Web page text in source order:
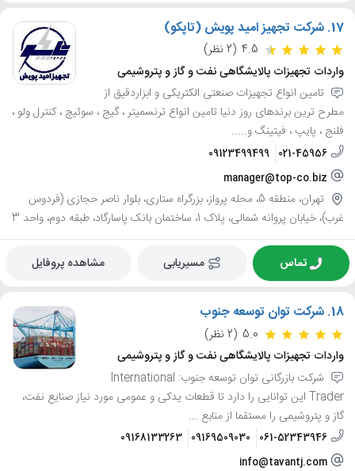
17. شرکت تجهیز امید پویش (تاپکو)
4.5 (2 نظر)
واردات تجهیزات پالایشگاهی نفت و گاز و پتروشیمی
تامین انواع تجهیزات صنعتی الکتریکی و ابزاردقیق از
مطرح ترین برندهای روز دنیا تامین انواع ترنسمیتر ، گیج ، سوئیچ ، کنترل ولو ،
فلنج ، پایپ ، فیتینگ و.....
021-45956
09123499499
manager@top-co.biz
تهران، منطقه 5، محله پرواز، بزرگراه ستاری، بلوار ناصر حجازی (فردوس
غرب)، خیابان پروانه شمالی، پلاک 1، ساختمان بانک پاسارگاد، طبقه دوم، واحد 3
تماس مسیریابی مشاهده پروفایل
18. شرکت توان توسعه جنوب
5.0 (2 نظر)
واردات تجهیزات پالایشگاهی نفت و گاز و پتروشیمی
شرکت بازرگانی توان توسعه جنوب: International
Trader این توانایی را دارد تا قطعات یدکی و عمومی مورد نیاز صنایع نفت،
گاز و پتروشیمی را مستقما از منابع ...
061-52343946
09169509030
09168133263
info@tavantj.com